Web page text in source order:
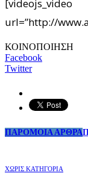
[videojs_video
url=”http://
ΚΟΙΝΟΠΟΙΗΣΗ
Facebook
Twitter
ΠΑΡΟΜΟΙΑ ΑΡΘΡΑ
ΧΩΡΊΣ ΚΑΤΗΓΟΡΊΑ